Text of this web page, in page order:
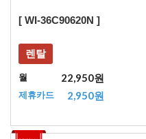
[ WI-36C90620N ]
렌탈
월 22,950원
제휴카드 2,950원